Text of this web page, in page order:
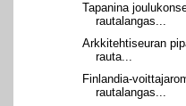
Tapanina
rautalangas...
Arkkitehtiseuran
rauta...
Finlandia-
rautalangas...